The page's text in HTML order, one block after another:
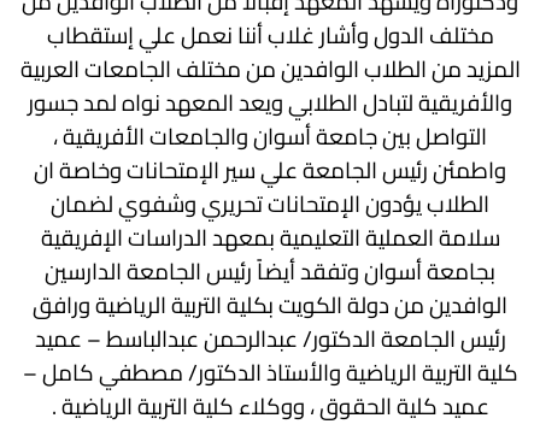
مختلف الدول وأشار غلاب أننا نعمل علي إستقطاب
المزيد من الطلاب الوافدين من مختلف الجامعات العربية
والأفريقية لتبادل الطلابي ويعد المعهد نواه لمد جسور
التواصل بين جامعة أسوان والجامعات الأفريقية ،
واطمئن رئيس الجامعة علي سير الإمتحانات وخاصة ان
الطلاب يؤدون الإمتحانات تحريري وشفوي لضمان
سلامة العملية التعليمية بمعهد الدراسات الإفريقية
بجامعة أسوان وتفقد أيضاً رئيس الجامعة الدارسين
الوافدين من دولة الكويت بكلية التربية الرياضية ورافق
رئيس الجامعة الدكتور/ عبدالرحمن عبدالباسط – عميد
كلية التربية الرياضية والأستاذ الدكتور/ مصطفي كامل –
عميد كلية الحقوق ، ووكلاء كلية التربية الرياضية .